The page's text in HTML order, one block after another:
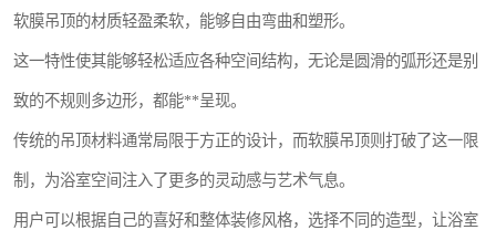
软膜吊顶的材质轻盈柔软，能够自由弯曲和塑形。
这一特性使其能够轻松适应各种空间结构，无论是圆滑的弧形还是别
致的不规则多边形，都能**呈现。
传统的吊顶材料通常局限于方正的设计，而软膜吊顶则打破了这一限
制，为浴室空间注入了更多的灵动感与艺术气息。
用户可以根据自己的喜好和整体装修风格，选择不同的造型，让浴室